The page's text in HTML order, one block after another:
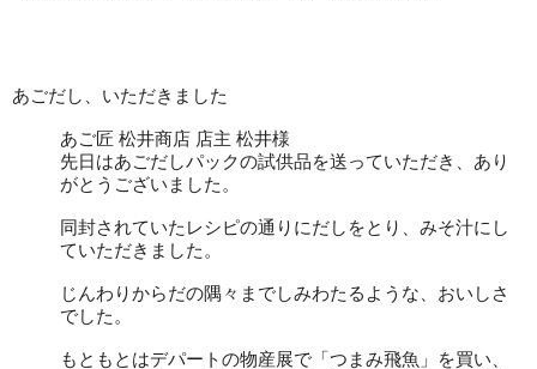
あごだし、いただきました
あご匠 松井商店 店主 松井様
先日はあごだしパックの試供品を送っていただき、あり
がとうございました。
同封されていたレシピの通りにだしをとり、みそ汁にし
ていただきました。
じんわりからだの隅々までしみわたるような、おいしさ
でした。
もともとはデパートの物産展で「つまみ飛魚」を買い、